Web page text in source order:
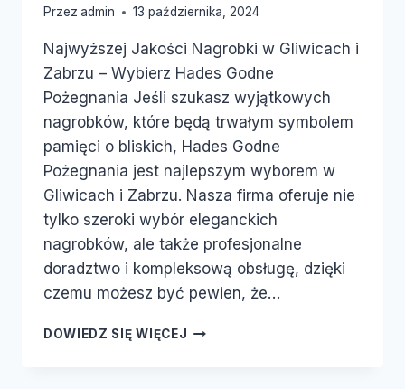
Przez admin 13 października, 2024
Najwyższej Jakości Nagrobki w Gliwicach i
Zabrzu – Wybierz Hades Godne
Pożegnania Jeśli szukasz wyjątkowych
nagrobków, które będą trwałym symbolem
pamięci o bliskich, Hades Godne
Pożegnania jest najlepszym wyborem w
Gliwicach i Zabrzu. Nasza firma oferuje nie
tylko szeroki wybór eleganckich
nagrobków, ale także profesjonalne
doradztwo i kompleksową obsługę, dzięki
czemu możesz być pewien, że…
DOWIEDZ SIĘ WIĘCEJ